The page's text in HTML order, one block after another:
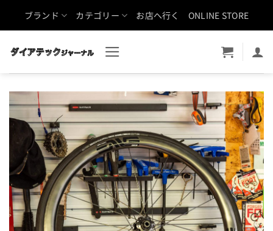
ブランド カテゴリー お店へ行く ONLINE STORE